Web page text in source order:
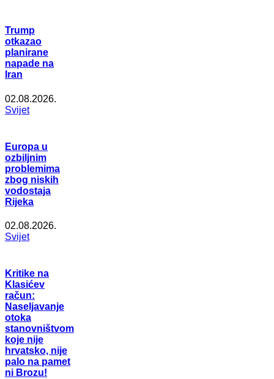
Trump
otkazao
planirane
napade na
Iran
02.08.2026.
Svijet
Europa u
ozbiljnim
problemima
zbog niskih
vodostaja
Rijeka
02.08.2026.
Svijet
Kritike na
Klasićev
račun:
Naseljavanje
otoka
stanovništvom
koje nije
hrvatsko, nije
palo na pamet
ni Brozu!